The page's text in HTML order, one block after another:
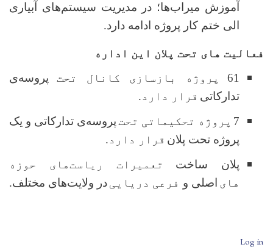
آموزش میراب‌ها؛ در مدیریت سیستم‌های آبیاری
الی ختم کار پروژه ادامه دارد.
فعالیت های تحت پلان این اداره
61
پروژه بازسازی کانال تحت
پروسه‌ی
تدارکاتی قرار دارد.
7 پروژه تحکیماتی تحت پروسه‌ی تدارکاتی و یک
پروژه تحت پلان قرار دارد.
پلان ساخت
تعمیرات ریاستهای حوزه
های اصلی و فرعی دریاییدر ولایت‌های مختلف.
User account menu
Log in